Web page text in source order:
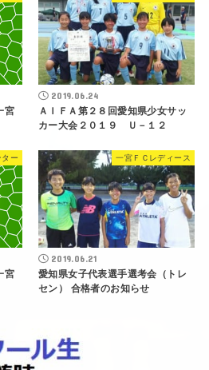
宮
2019.06.24
ＡＩＦＡ第２８回愛知県少女サッ
カー大会２０１９ Ｕ－１２
ター
宮
一宮ＦＣレディース
2019.06.21
愛知県女子代表選手選考会（トレ
セン） 合格者のお知らせ